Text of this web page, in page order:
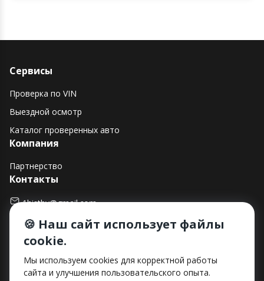
Сервисы
Проверка по VIN
Выездной осмотр
Каталог проверенных авто
Компания
Партнерство
Контакты
1histby@gmail.com
+375 (29) 182-90-00
г. Минск, ул. Макаенка, д. 12Е, пом. 282
Способы оплаты
🍪 Наш сайт использует файлы
cookie.
Мы используем cookies для корректной работы
сайта и улучшения пользовательского опыта.